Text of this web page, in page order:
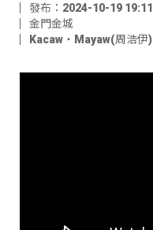
發布：2024-10-19 19:11
金門金城
Kacaw・Mayaw(周浩伊)